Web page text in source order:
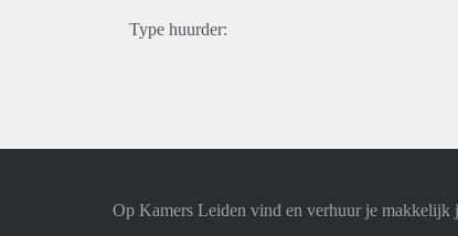
Type huurder:
Op Kamers Leiden vind en verhuur je makkelijk